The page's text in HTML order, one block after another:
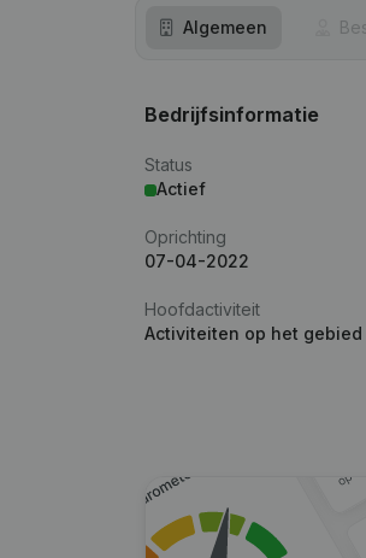
Algemeen
Bedrijfsinformatie
Status
Actief
Oprichting
07-04-2022
Hoofdactiviteit
Activiteiten op het